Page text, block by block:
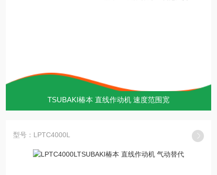
TSUBAKI椿本 直线作动机 速度范围宽
型号：LPTC4000L